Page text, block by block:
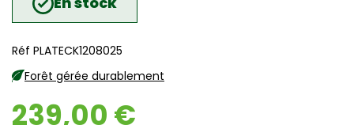
Réf PLATECK1208025
Forêt gérée durablement
239,00 €